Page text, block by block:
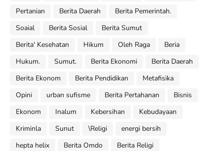
Pertanian
Berita Daerah
Berita Pemerintah.
Soaial
Berita Sosial
Berita Sumut
Berita' Kesehatan
Hikum Oleh Raga
Beria
Hukum.
Sumut. Berita Ekonomi
Berita Daerah
Berita Ekonom
Berita Pendidikan
Metafisika
Opini
urban sufisme Berita Pertahanan
Bisnis
Ekonom
Inalum Kebersihan
Kebudayaan
Kriminla
Sunut \Religi
energi bersih
hepta helix
Berita Omdo
Berita Religi